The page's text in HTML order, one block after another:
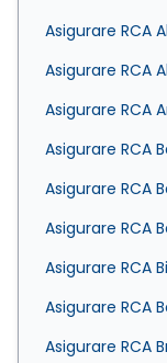
Asigurare RCA
Asigurare RCA
Asigurare RCA
Asigurare RCA
Asigurare RCA
Asigurare RCA
Asigurare RCA
Asigurare RCA
Asigurare RCA